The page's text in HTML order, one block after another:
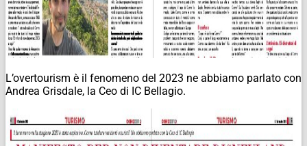
L’overtourism è il fenomeno del 2023 ne abbiamo parlato con
Andrea Grisdale, la Ceo di IC Bellagio.